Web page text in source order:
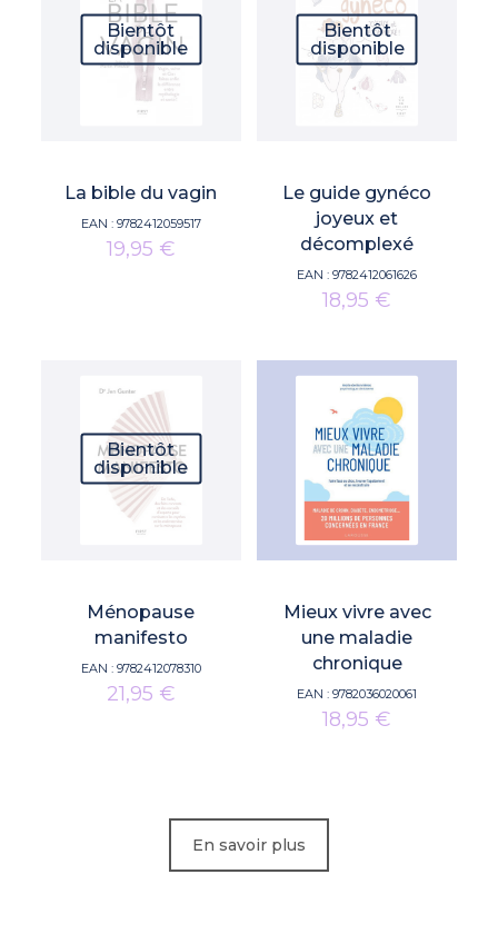
Bientôt
disponible
La bible du vagin
EAN : 9782412059517
19,95 €
Bientôt
disponible
Le guide gynéco
joyeux et
décomplexé
EAN :9782412061626
18,95 €
Bientôt
disponible
Ménopause
manifesto
EAN : 9782412078310
21,95 €
Mieux vivre avec
une maladie
chronique
EAN :9782036020061
18,95 €
En savoir plus